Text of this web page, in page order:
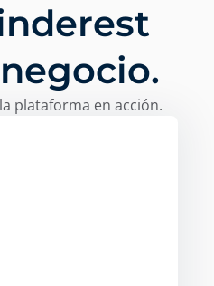
plataforma en acción.